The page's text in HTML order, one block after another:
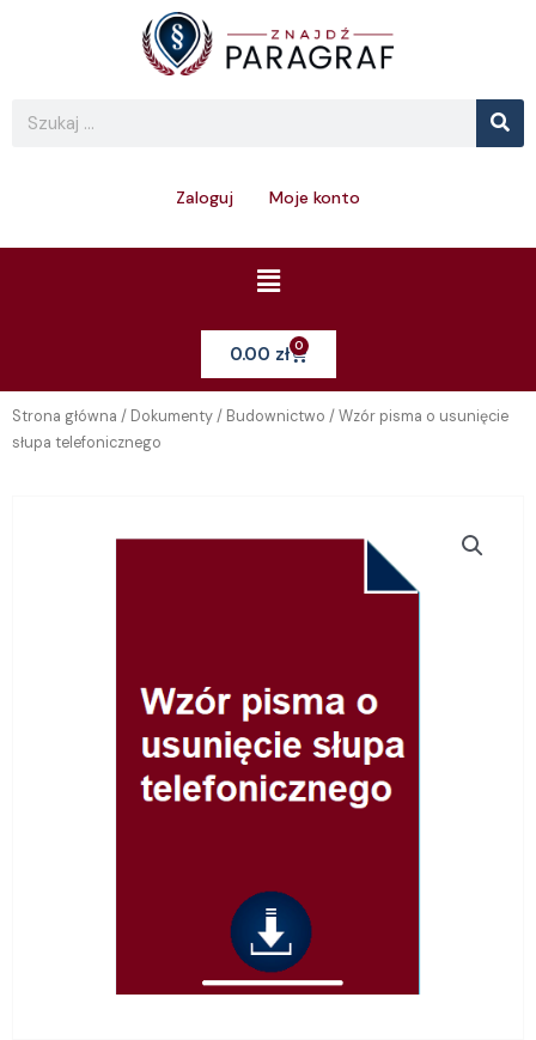
Search
Zaloguj Moje konto
Menu
0.00 zł 0Cart
Strona główna / Dokumenty/ Budownictwo / Wzór pisma o usunięcie
słupa telefonicznego